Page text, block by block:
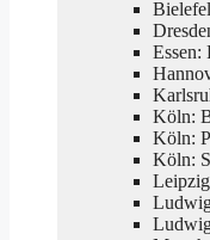
Essen:
Köln:
Köln:
Köln: